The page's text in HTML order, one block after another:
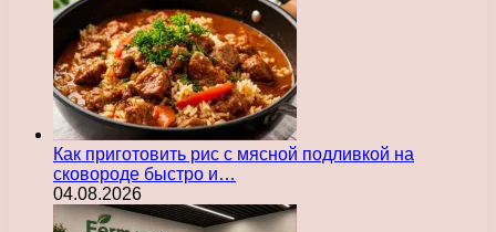
Как приготовить рис с мясной подливкой на
сковороде быстро и…
04.08.2026